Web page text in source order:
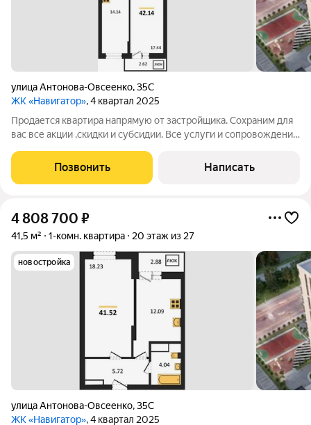
улица Антонова-Овсеенко,35С
ЖК «Навигатор», 4 квартал 2025
Продается квартира напрямую от застройщика. Сохраним для
вас все акции ,скидки и субсидии. Все услуги и сопровождение
получаете подарок телевизор на кухню. Жилой комплекс
расположен в
Позвонить Написать
4 808 700 ₽
41,5 м² 1-комн. квартира 20 этаж из 27
новостройка
улица Антонова-Овсеенко,35С
ЖК «Навигатор», 4 квартал 2025